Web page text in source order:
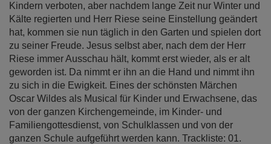
Kindern verboten, aber nachdem lange Zeit nur Winter und
Kälte regierten und Herr Riese seine Einstellung geändert
hat, kommen sie nun täglich in den Garten und spielen dort
zu seiner Freude. Jesus selbst aber, nach dem der Herr
Riese immer Ausschau hält, kommt erst wieder, als er alt
geworden ist. Da nimmt er ihn an die Hand und nimmt ihn
zu sich in die Ewigkeit. Eines der schönsten Märchen
Oscar Wildes als Musical für Kinder und Erwachsene, das
von der ganzen Kirchengemeinde, im Kinder- und
Familiengottesdienst, von Schulklassen und von der
ganzen Schule aufgeführt werden kann. Trackliste: 01.